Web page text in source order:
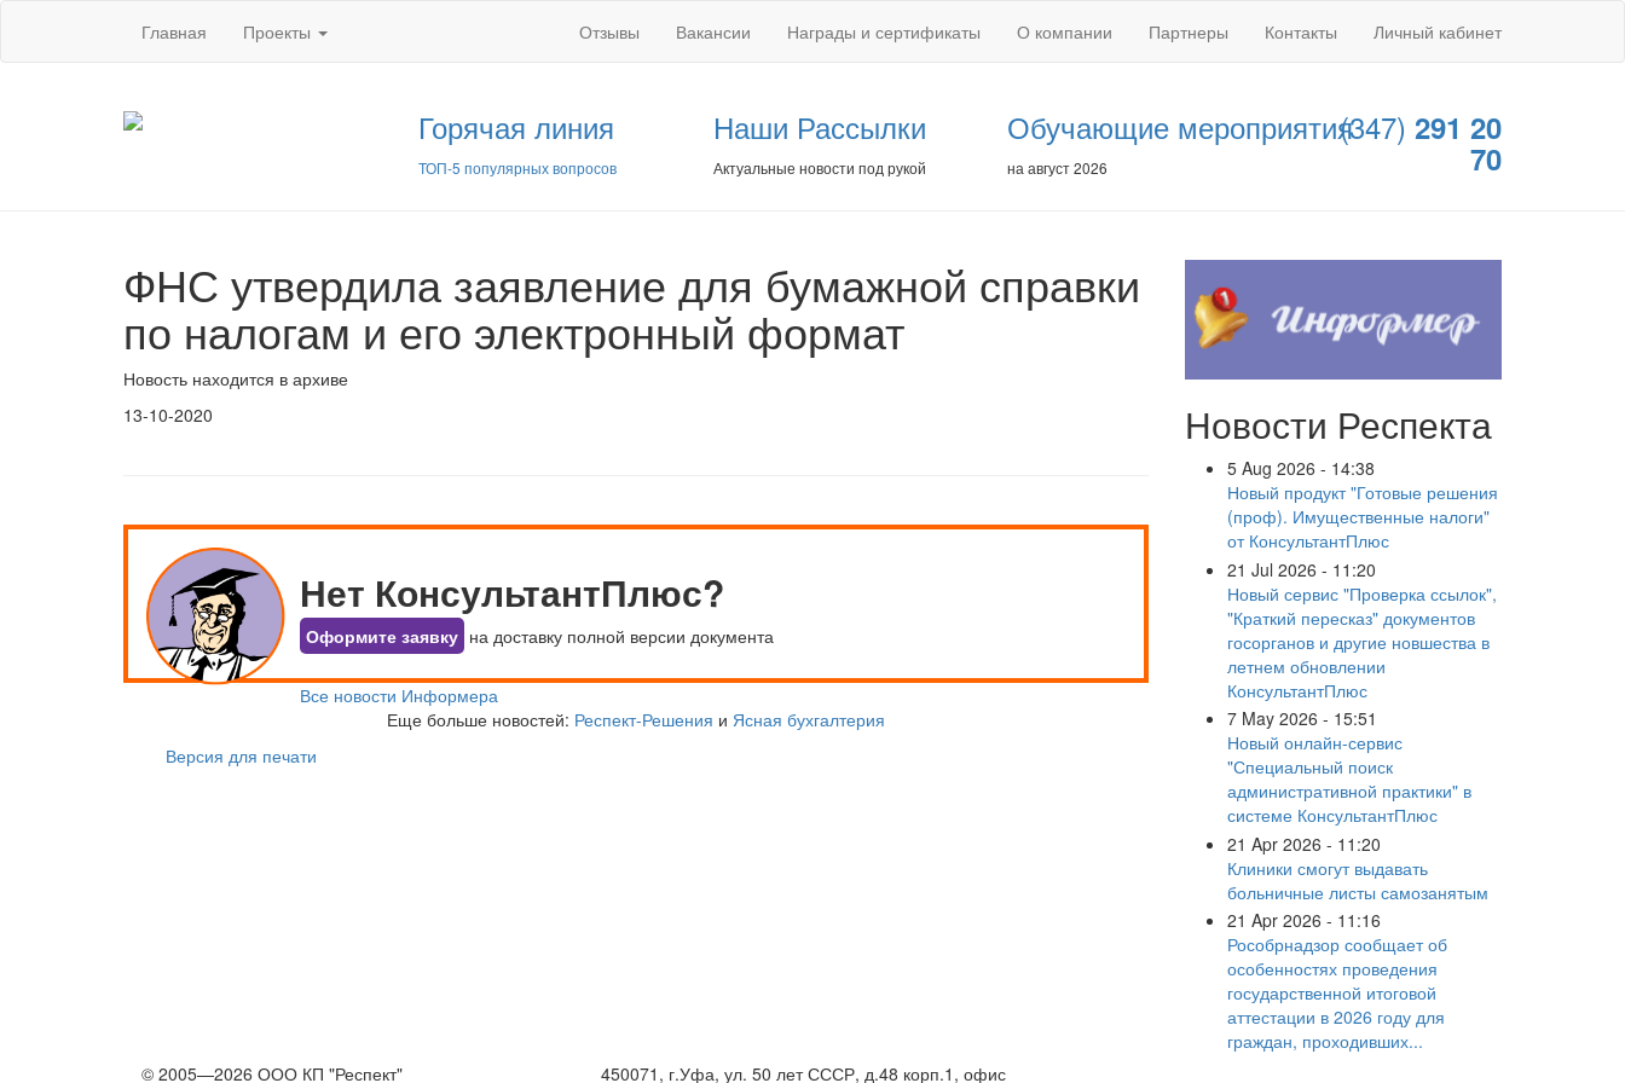
Главная Проекты Отзывы Вакансии Награды и сертификаты О компании Партнеры Контакты Личный кабинет
Горячая линия
ТОП-5 популярных вопросов
Наши Рассылки
Актуальные новости под рукой
Обучающие мероприятия
на август 2026
(347) 291 20
70
ФНС утвердила заявление для бумажной справки
по налогам и его электронный формат
Новость находится в архиве
13-10-2020
Нет КонсультантПлюс?
Оформите заявку на доставку полной версии документа
Все новости Информера
Еще больше новостей: Респект-Решения и Ясная бухгалтерия
Версия для печати
Новости Респекта
5 Aug 2026 - 14:38
Новый продукт "Готовые решения
(проф). Имущественные налоги"
от КонсультантПлюс
21 Jul 2026 - 11:20
Новый сервис "Проверка ссылок",
"Краткий пересказ" документов
госорганов и другие новшества в
летнем обновлении
КонсультантПлюс
7 May 2026 - 15:51
Новый онлайн-сервис
"Специальный поиск
административной практики" в
системе КонсультантПлюс
21 Apr 2026 - 11:20
Клиники смогут выдавать
больничные листы самозанятым
21 Apr 2026 - 11:16
Рособрнадзор сообщает об
особенностях проведения
государственной итоговой
аттестации в 2026 году для
граждан, проходивших...
© 2005—2026 ООО КП "Респект"
450071, г.Уфа, ул. 50 лет СССР, д.48 корп.1, офис